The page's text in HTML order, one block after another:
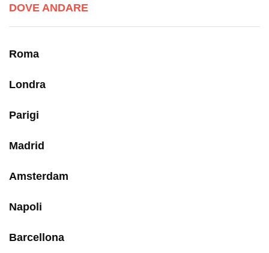
DOVE ANDARE
Roma
Londra
Parigi
Madrid
Amsterdam
Napoli
Barcellona